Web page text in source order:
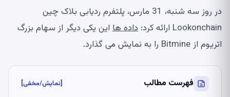
در روز سه شنبه، 31 مارس، پلتفرم ردیابی بلاک چین
Lookonchain ارائه کرد:
داده ها این یکی دیگر از سهام بزرگ
اتریوم از Bitmine را به نمایش می گذارد.
فهرست مطالب [نمایش/مخفی]